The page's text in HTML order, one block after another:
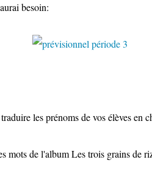
besoin:
les prénoms de vos élèves en
mots de l'album Les trois grains de